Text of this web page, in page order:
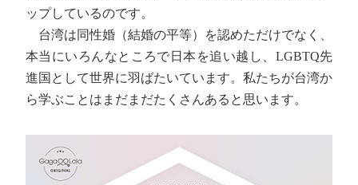
ップしているのです。
台湾は同性婚（結婚の平等）を認めただけでなく、
本当にいろんなところで日本を追い越し、LGBTQ先
進国として世界に羽ばたいています。私たちが台湾か
ら学ぶことはまだまだたくさんあると思います。